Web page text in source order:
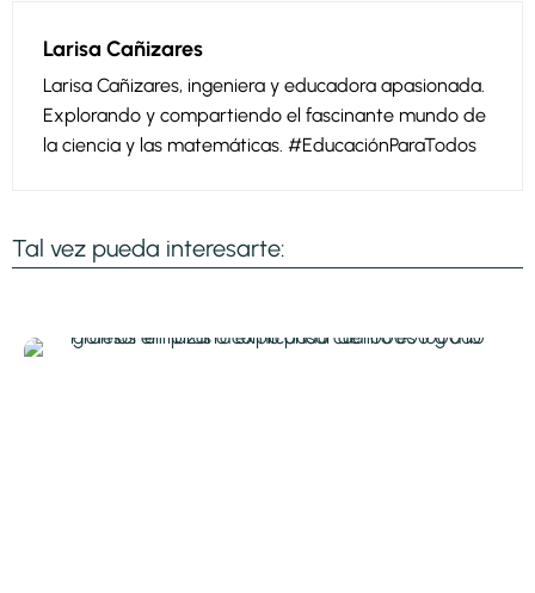
Larisa Cañizares
Larisa Cañizares, ingeniera y educadora apasionada.
Explorando y compartiendo el fascinante mundo de
la ciencia y las matemáticas. #EducaciónParaTodos
Tal vez pueda interesarte: